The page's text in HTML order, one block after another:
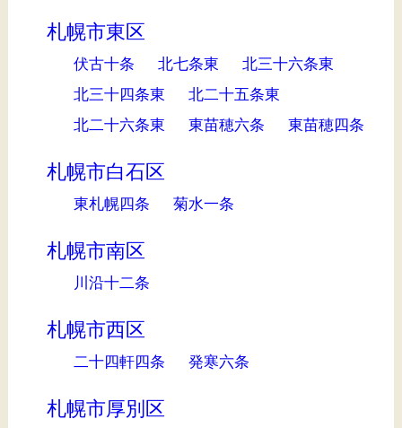
札幌市東区
伏古十条 北七条東
北三十六条東
北三十四条東
北二十五条東
北二十六条東
東苗穂六条 東苗穂四条
札幌市白石区
東札幌四条 菊水一条
札幌市南区
川沿十二条
札幌市西区
二十四軒四条 発寒六条
札幌市厚別区